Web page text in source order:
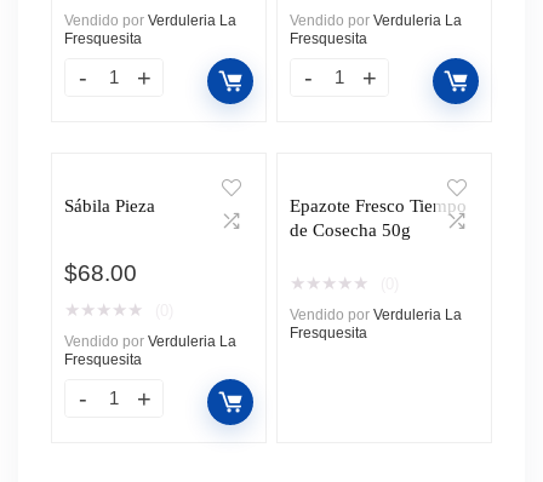
Vendido por Verduleria La
Fresquesita
Vendido por Verduleria La
Fresquesita
Sábila Pieza
$68.00
★ ★ ★ ★ ★
Vendido por Verduleria La
Fresquesita
Epazote Fresco Tiempo
de Cosecha 50g
★ ★ ★ ★ ★
Vendido por Verduleria La
Fresquesita